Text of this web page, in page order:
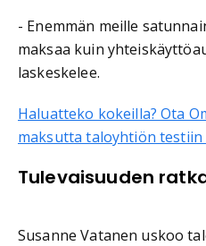
- Enemmän meille
maksaa kuin
laskeskelee.
Haluatteko kokeilla? Ota
maksutta taloyhtiön testiin
Tulevaisuuden
Susanne Vatanen uskoo